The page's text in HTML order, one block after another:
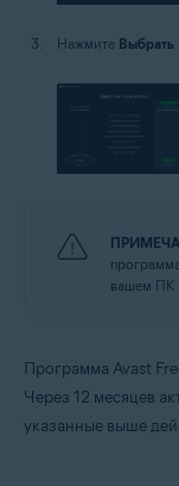
Нажмите Выбрать
вашем ПК
Программа Avast
Через 12 месяцев
указанные выше